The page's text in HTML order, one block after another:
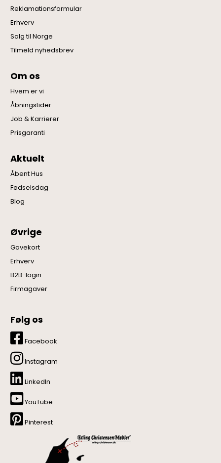
Reklamationsformular
Erhverv
Salg til Norge
Tilmeld nyhedsbrev
Om os
Hvem er vi
Åbningstider
Job & Karrierer
Prisgaranti
Aktuelt
Åbent Hus
Fødselsdag
Blog
Øvrige
Gavekort
Erhverv
B2B-login
Firmagaver
Følg os
Facebook
Instagram
LinkedIn
YouTube
Pinterest